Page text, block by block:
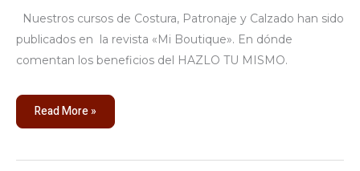
Nuestros cursos de Costura, Patronaje y Calzado han sido
publicados en la revista «Mi Boutique». En dónde
comentan los beneficios del HAZLO TU MISMO.
«Mi
Boutique»
Read More »